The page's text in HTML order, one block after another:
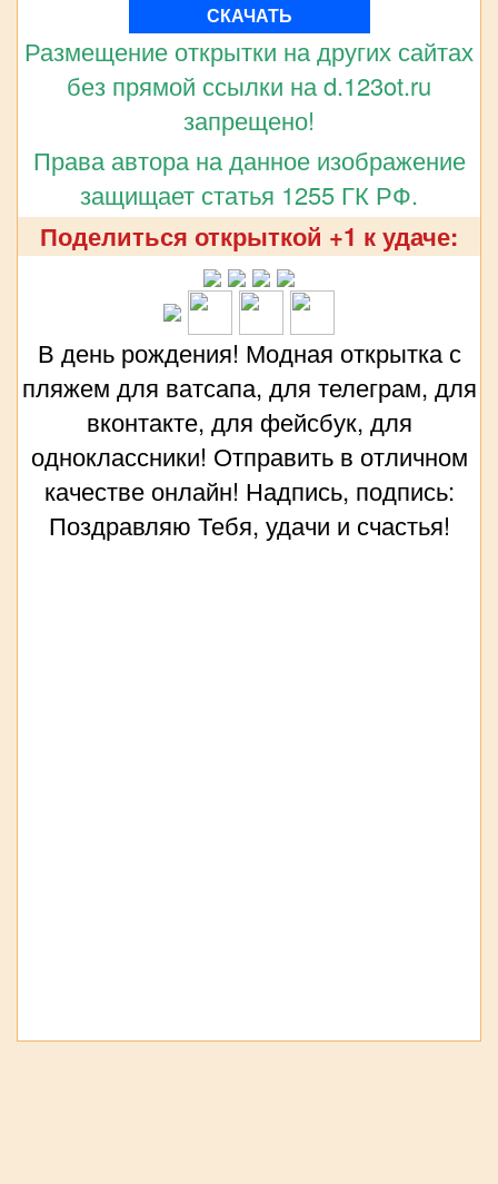
СКАЧАТЬ
Размещение открытки на других сайтах
без прямой ссылки на d.123ot.ru
запрещено!
Права автора на данное изображение
защищает статья 1255 ГК РФ.
Поделиться открыткой +1 к удаче:
В день рождения! Модная открытка с
пляжем для ватсапа, для телеграм, для
вконтакте, для фейсбук, для
одноклассники! Отправить в отличном
качестве онлайн! Надпись, подпись:
Поздравляю Тебя, удачи и счастья!